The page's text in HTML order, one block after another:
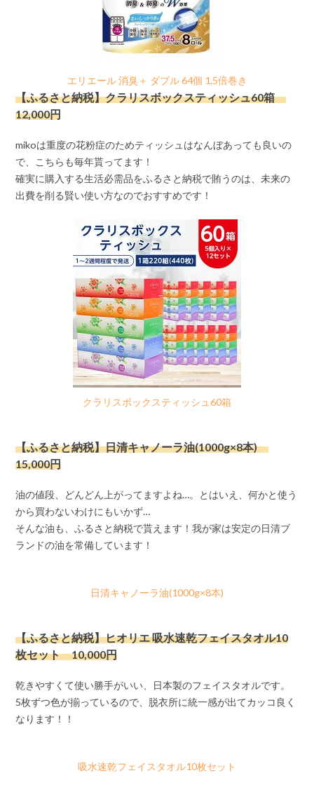
エリエール 消臭＋ ダブル 64個 1.5倍巻き
【ふるさと納税】クラリスボックスティッシュ60箱
12,000円
mikoは重度の花粉症のためティッシュはなんぼあっても良いの
で、こちらも毎年貰ってます！
確実に購入する生活必需品をふるさと納税で賄うのは、未来の
出費を削る賢い使い方なのでおすすめです！
クラリスボックスティッシュ60箱
【ふるさと納税】日清キャノーラ油(1000g×8本)
15,000円
油の値段、どんどん上がってますよね…。とはいえ、何かと使う
から買わないわけにもいかず…
そんな油も、ふるさと納税で貰えます！我が家は安定の日清ブ
ランドの油を常備しています！
日清キャノーラ油(1000g×8本)
【ふるさと納税】ヒオリエ 吸水速乾フェイスタオル10
枚セット 10,000円
乾きやすくて使い勝手がいい、日本製のフェイスタオルです。
5枚ずつ色が揃っているので、脱衣所に統一感が出てカッコ良く
なります！！
吸水速乾フェイスタオル10枚セット